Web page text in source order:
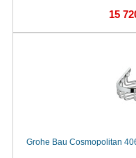
15
Grohe Bau Cosmopolitan